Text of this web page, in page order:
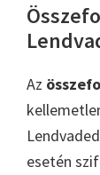
Az
esetén